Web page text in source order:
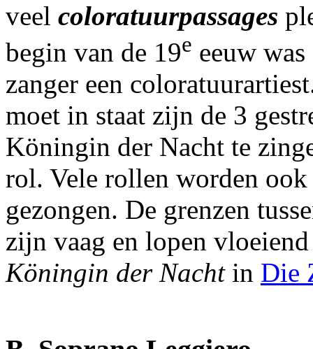
veel coloratuurpassages
begin van de 19e eeuw
zanger een
moet in staat zijn de 3
Köningin der Nacht te
rol. Vele rollen worden
gezongen. De grenzen
zijn vaag en lopen
Köningin der Nachtin Die